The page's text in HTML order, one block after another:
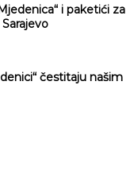
i paketići za
čestitaju našim